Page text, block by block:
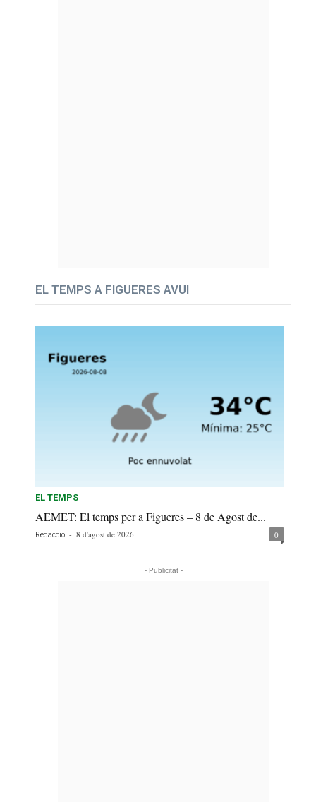
EL TEMPS A FIGUERES AVUI
EL TEMPS
AEMET: El temps per a Figueres – 8 de Agost de...
Redacció - 8 d'agost de 2026 0
- Publicitat -